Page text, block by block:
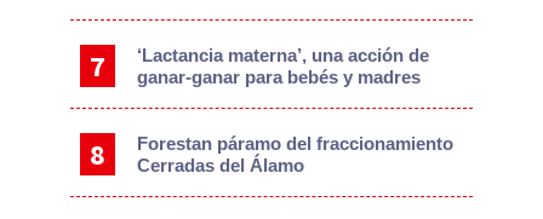
‘Lactancia materna’, una acción de
ganar-ganar para bebés y madres
Forestan páramo del fraccionamiento
Cerradas del Álamo